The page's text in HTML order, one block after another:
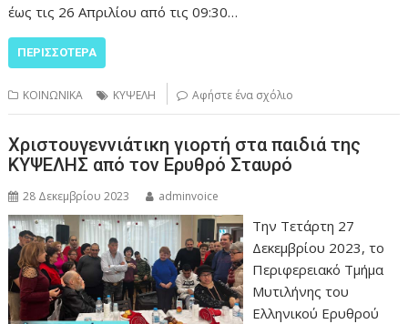
έως τις 26 Απριλίου από τις 09:30…
ΠΕΡΙΣΣΌΤΕΡΑ
ΚΟΙΝΩΝΙΚΑ ΚΥΨΕΛΗ Αφήστε ένα σχόλιο
Χριστουγεννιάτικη γιορτή στα παιδιά της
ΚΥΨΕΛΗΣ από τον Ερυθρό Σταυρό
28 Δεκεμβρίου 2023 adminvoice
Την Τετάρτη 27
Δεκεμβρίου 2023, το
Περιφερειακό Τμήμα
Μυτιλήνης του
Ελληνικού Ερυθρού